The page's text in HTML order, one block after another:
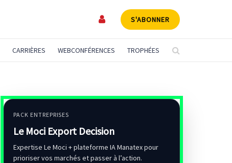
S'ABONNER
CARRIÈRES WEBCONFÉRENCES TROPHÉES
PACK ENTREPRISES
Le Moci Export Decision
Expertise Le Moci + plateforme IA Manatex pour
prioriser vos marchés et passer à l’action.